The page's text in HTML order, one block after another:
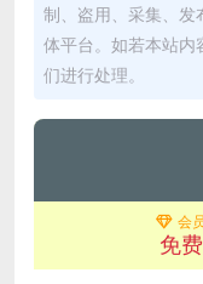
制、盗用、采集、发
体平台。如若本站内
们进行处理。
会
免费